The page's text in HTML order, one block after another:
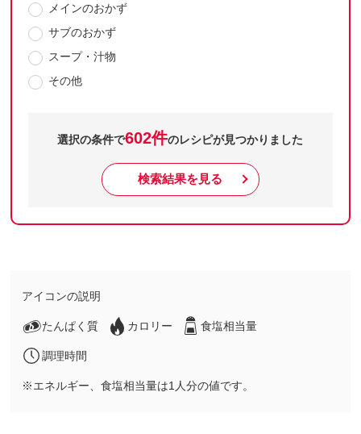
メインのおかず
サブのおかず
スープ・汁物
その他
選択の条件で602件のレシピが見つかりました
検索結果を見る
アイコンの説明
たんぱく質 カロリー 食塩相当量
調理時間
※エネルギー、食塩相当量は1人分の値です。